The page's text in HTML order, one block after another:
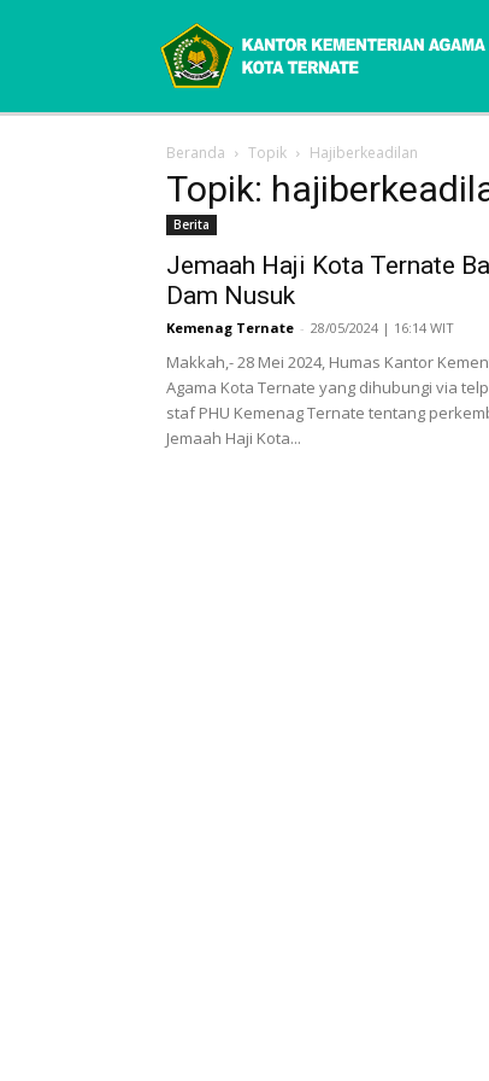
Beranda Topik Hajiberkeadilan
Topik:
Berita
Jemaah Haji Kota Ternate
Dam Nusuk
Kemenag Ternate - 28/05/2024 | 16:14 WIT
Makkah,- 28 Mei 2024, Humas Kantor
Agama Kota Ternate yang dihubungi via
staf PHU Kemenag Ternate tentang
Jemaah Haji Kota...